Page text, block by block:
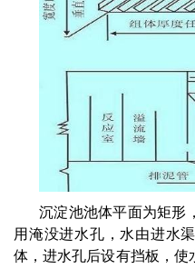
沉淀池池体平面为矩形
用淹没进水孔，水由进水
体，进水孔后设有挡板，